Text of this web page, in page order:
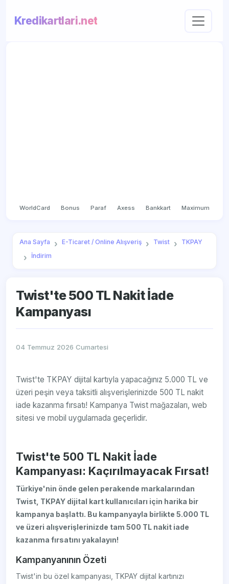
Kredikartlari.net
WorldCard Bonus Paraf Axess Bankkart Maximum
Ana Sayfa E-Ticaret / Online Alışveriş Twist
TKPAY
İndirim
Twist'te 500 TL Nakit İade
Kampanyası
04 Temmuz 2026 Cumartesi
Twist'te TKPAY dijital kartıyla yapacağınız 5.000 TL ve
üzeri peşin veya taksitli alışverişlerinizde 500 TL nakit
iade kazanma fırsatı! Kampanya Twist mağazaları, web
sitesi ve mobil uygulamada geçerlidir.
Twist'te 500 TL Nakit İade
Kampanyası: Kaçırılmayacak Fırsat!
Türkiye'nin önde gelen perakende markalarından
Twist, TKPAY dijital kart kullanıcıları için harika bir
kampanya başlattı. Bu kampanyayla birlikte 5.000 TL
ve üzeri alışverişlerinizde tam 500 TL nakit iade
kazanma fırsatını yakalayın!
Kampanyanının Özeti
Twist'in bu özel kampanyası, TKPAY dijital kartınızı